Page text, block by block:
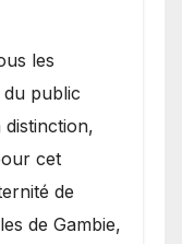
les
public
cet
de
de Gambie,